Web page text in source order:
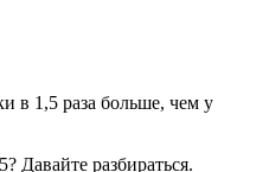
в 1,5 раза больше, чем у
разбираться.